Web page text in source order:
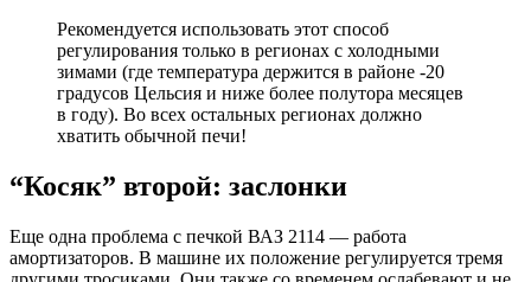
Рекомендуется использовать этот способ
регулирования только в регионах с холодными
зимами (где температура держится в районе -20
градусов Цельсия и ниже более полутора месяцев
в году). Во всех остальных регионах должно
хватить обычной печи!
“Косяк” второй: заслонки
Еще одна проблема с печкой ВАЗ 2114 — работа
амортизаторов. В машине их положение регулируется тремя